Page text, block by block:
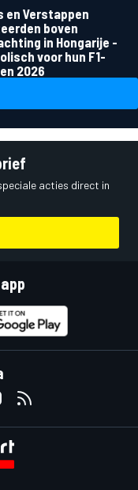
en Verstappen
boven
in Hongarije -
voor hun F1-
2026
acties direct in